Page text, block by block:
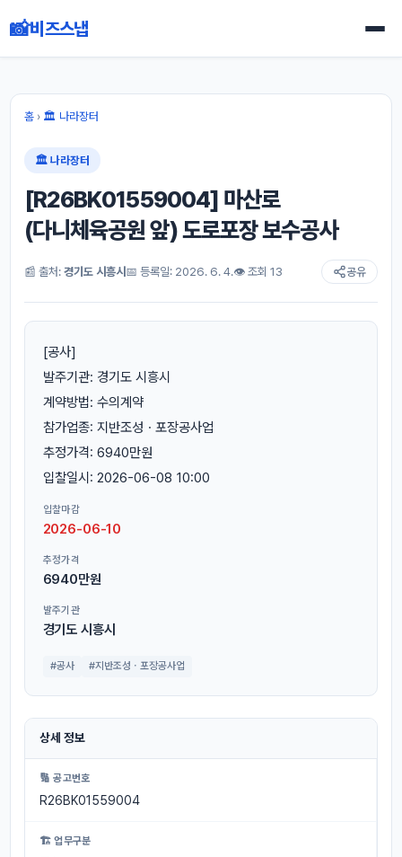
📸비즈스냅
홈› 🏛 나라장터
🏛 나라장터
[R26BK01559004] 마산로
(다니체육공원 앞) 도로포장 보수공사
📰 출처: 경기도 시흥시📅 등록일: 2026. 6. 4.👁 조회 13 공유
[공사]
발주기관: 경기도 시흥시
계약방법: 수의계약
참가업종: 지반조성ㆍ포장공사업
추정가격: 6940만원
입찰일시: 2026-06-08 10:00
입찰마감
2026-06-10
추정가격
6940만원
발주기관
경기도 시흥시
#공사 #지반조성ㆍ포장공사업
상세 정보
🔢 공고번호
R26BK01559004
🏗 업무구분